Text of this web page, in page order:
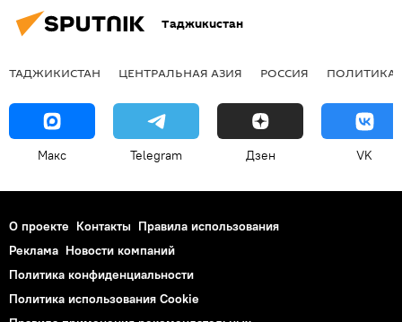
Таджикистан
ТАДЖИКИСТАН ЦЕНТРАЛЬНАЯ АЗИЯ РОССИЯ ПОЛИТИКА
Макс Telegram Дзен VK
О проекте Контакты Правила использования
Реклама Новости компаний
Политика конфиденциальности
Политика использования Cookie